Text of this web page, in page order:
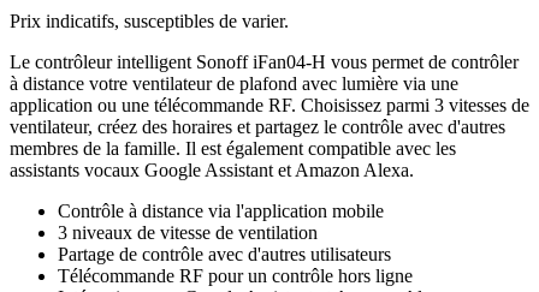
Prix indicatifs, susceptibles de varier.
Le contrôleur intelligent Sonoff iFan04-H vous permet de contrôler
à distance votre ventilateur de plafond avec lumière via une
application ou une télécommande RF. Choisissez parmi 3 vitesses de
ventilateur, créez des horaires et partagez le contrôle avec d'autres
membres de la famille. Il est également compatible avec les
assistants vocaux Google Assistant et Amazon Alexa.
Contrôle à distance via l'application mobile
3 niveaux de vitesse de ventilation
Partage de contrôle avec d'autres utilisateurs
Télécommande RF pour un contrôle hors ligne